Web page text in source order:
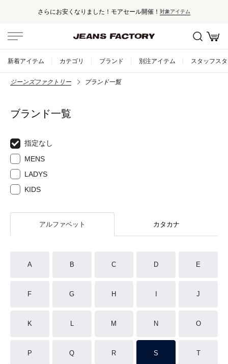
セール対象外アイテムは10%ポイント還
新着アイテム カテゴリ ブランド 別注アイテム スタッフス
ジーンズファクトリー ブランド一覧
ブランド一覧
指定なし
MENS
LADYS
KIDS
アルファベット カタカナ
A B C D E
F G H J
K L M N O
P Q R S T